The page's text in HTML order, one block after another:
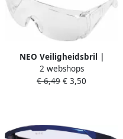
NEO Veiligheidsbril |
Transparant 6453420
2 webshops
€ 6,49 € 3,50